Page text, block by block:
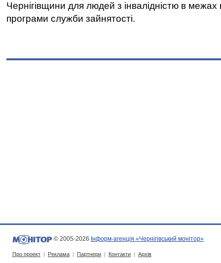
Чернігівщини для людей з інвалідністю в межах
програми служби зайнятості.
© 2005-2026 Інформ-агенція «Чернігівський монітор»
Про проект | Реклама | Партнери | Контакти | Архів